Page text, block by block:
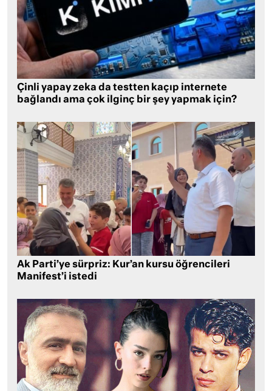
Çinli yapay zeka da testten kaçıp internete
bağlandı ama çok ilginç bir şey yapmak için?
Ak Parti’ye sürpriz: Kur’an kursu öğrencileri
Manifest’i istedi